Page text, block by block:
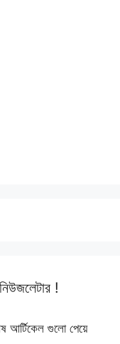
!
আর্টিকেল গুলো পেয়ে